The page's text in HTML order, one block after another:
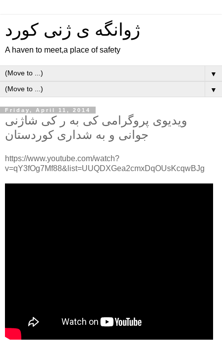
ژوانگه‌ ی ژنی كورد
A haven to meet,a place of safety
▼
▼
Friday, April 11, 2014
ویدیوی پروگرامی کی به ر کی شاژنی
جوانی و به شداری کوردستان
https://www.youtube.com/watch?
v=qY3fOg7Mf88&list=UUQDXGea2cmxDqOUsKcqwBJg